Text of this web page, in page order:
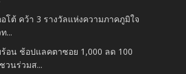
อโต้ คว้า 3 รางวัลแห่งความภาคภูมิใจ
...
อน ช้อปแลคตาซอย 1,000 ลด 100
วนร่วมส...